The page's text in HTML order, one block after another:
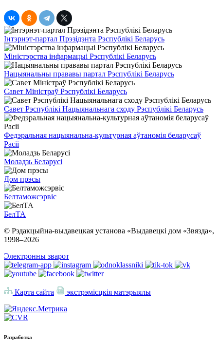
Інтэрнэт-партал Прэзідэнта Рэспублікі Беларусь
Міністэрства інфармацыі Рэспублікі Беларусь
Нацыянальны прававы партал Рэспублікі Беларусь
Савет Міністраў Рэспублікі Беларусь
Савет Рэспублікі Нацыянальнага сходу Рэспублікі Беларусь
Федэральная нацыянальна-культурная аўтаномія беларусаў
Расіі
Моладзь Беларусі
Дом прэсы
Белтаможсэрвіс
БелТА
© Рэдакцыйна-выдавецкая установа «Выдавецкі дом «Звязда»,
1998–2026
Электронны зварот
Карта сайта экстрэмісцкія матэрыялы
Разработка